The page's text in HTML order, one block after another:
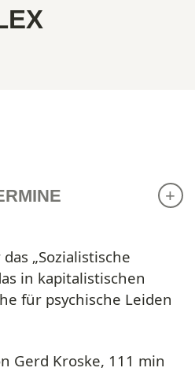
„Sozialistische
in kapitalistischen
für psychische Leiden
Gerd Kroske, 111 min